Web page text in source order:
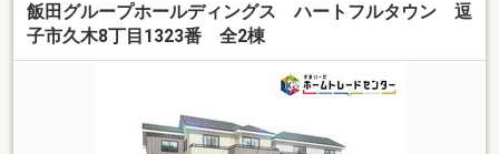
飯田グループホールディングス ハートフルタウン 逗
子市久木8丁目1323番 全2棟